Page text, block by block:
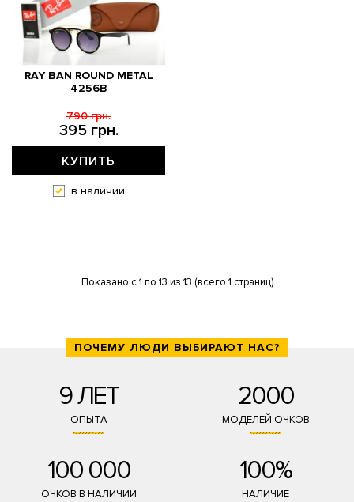
RAY BAN ROUND METAL
4256B
395 грн.
790 грн.
КУПИТЬ
в наличии
Показано с 1 по 13 из 13 (всего 1 страниц)
ПОЧЕМУ ЛЮДИ ВЫБИРАЮТ НАС?
9 ЛЕТ
ОПЫТА
2000
МОДЕЛЕЙ ОЧКОВ
100 000
ОЧКОВ В НАЛИЧИИ
100%
НАЛИЧИЕ